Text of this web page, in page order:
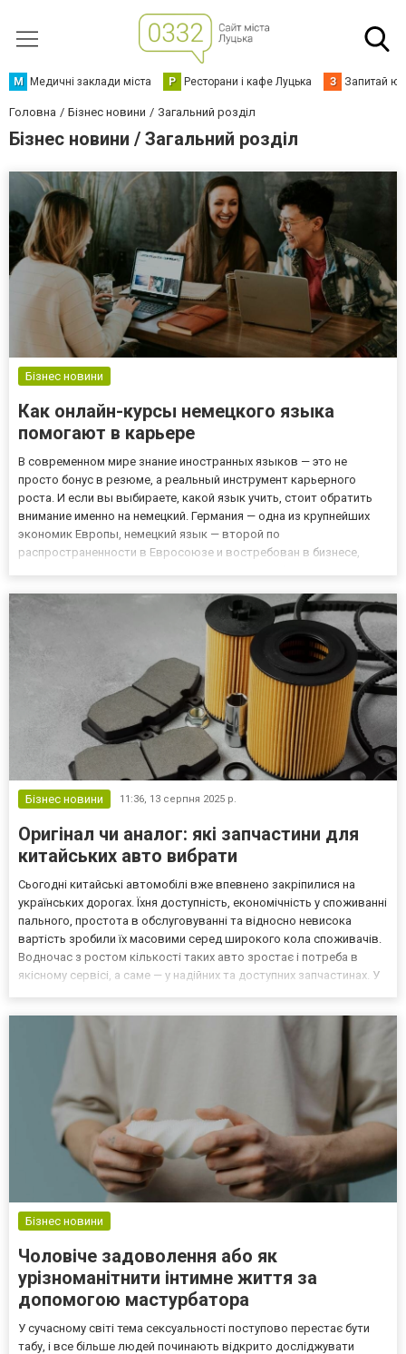
М Медичні заклади міста Р Ресторани і кафе Луцька З Запитай
Головна Бізнес новини Загальний розділ
Бізнес новини / Загальний розділ
Бізнес новини
Как онлайн-курсы немецкого языка
помогают в карьере
В современном мире знание иностранных языков — это не
просто бонус в резюме, а реальный инструмент карьерного
роста. И если вы выбираете, какой язык учить, стоит обратить
внимание именно на немецкий. Германия — одна из крупнейших
экономик Европы, немецкий язык — второй по
распространенности в Евросоюзе и востребован в бизнесе,
формате, не выхо...
Бізнес новини 11:36, 13 серпня 2025 р.
Оригінал чи аналог: які запчастини для
китайських авто вибрати
Сьогодні китайські автомобілі вже впевнено закріпилися на
українських дорогах. Їхня доступність, економічність у споживанні
пального, простота в обслуговуванні та відносно невисока
вартість зробили їх масовими серед широкого кола споживачів.
Водночас з ростом кількості таких авто зростає і потреба в
якісному сервісі, а саме — у надійних та доступних запчастинах. У
Бізнес новини
Чоловіче задоволення або як
урізноманітнити інтимне життя за
допомогою мастурбатора
У сучасному світі тема сексуальності поступово перестає бути
табу, і все більше людей починають відкрито досліджувати